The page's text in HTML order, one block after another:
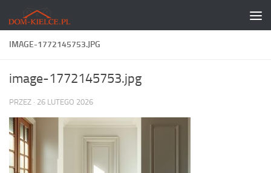
Skip to content
IMAGE-1772145753.JPG
image-1772145753.jpg
PRZEZ · 26 LUTEGO 2026